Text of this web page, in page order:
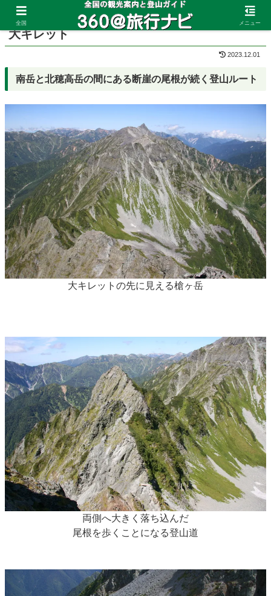
ホーム 長野県 奥穂高岳
大キレット
2023.12.01
南岳と北穂高岳の間にある断崖の尾根が続く登山ルート
大キレットの先に見える槍ヶ岳
両側へ大きく落ち込んだ
尾根を歩くことになる登山道
全国 メニュー